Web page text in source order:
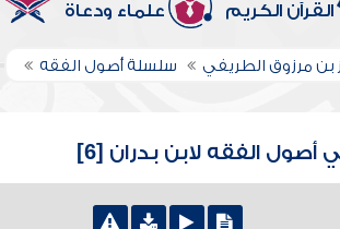
القرآن الكريم علماء ودعاة
بن مرزوق الطريفي سلسلة أصول الفقه
الفقه لابن بدران [6]